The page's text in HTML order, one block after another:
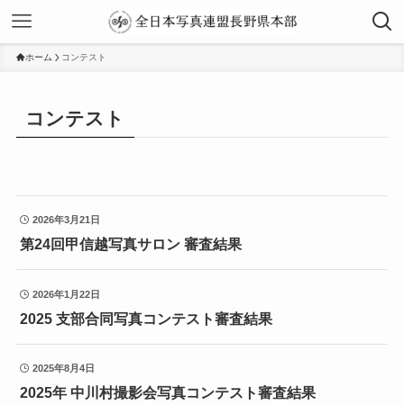
ホーム コンテスト
コンテスト
2026年3月21日
第24回甲信越写真サロン 審査結果
2026年1月22日
2025 支部合同写真コンテスト審査結果
2025年8月4日
2025年 中川村撮影会写真コンテスト審査結果